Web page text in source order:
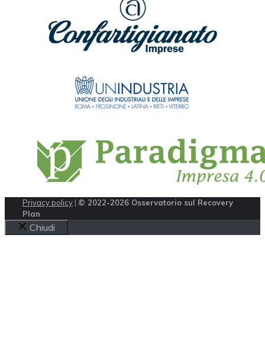
Privacy policy | © 2022-2026 Osservatorio sul Recovery
Plan
Chiudi